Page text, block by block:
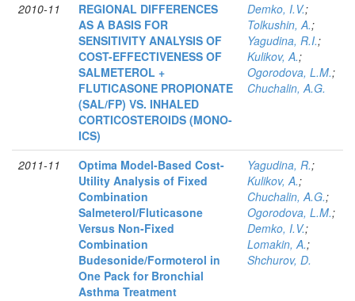
2010-11
REGIONAL DIFFERENCES
AS A BASIS FOR
SENSITIVITY ANALYSIS OF
COST-EFFECTIVENESS OF
SALMETEROL +
FLUTICASONE PROPIONATE
(SAL/FP) VS. INHALED
CORTICOSTEROIDS (MONO-
ICS)
Demko, I.V.;
Tolkushin, A.;
Yagudina, R.I.;
Kulikov, A.;
Ogorodova, L.M.;
Chuchalin, A.G.
2011-11
Optima Model-Based Cost-
Utility Analysis of Fixed
Combination
Salmeterol/Fluticasone
Versus Non-Fixed
Combination
Budesonide/Formoterol in
One Pack for Bronchial
Asthma Treatment
Yagudina, R.;
Kulikov, A.;
Chuchalin, A.G.;
Ogorodova, L.M.;
Demko, I.V.;
Lomakin, A.;
Shchurov, D.